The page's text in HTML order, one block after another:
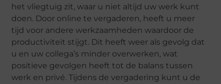
het vliegtuig zit, waar u niet altijd uw werk kunt
doen. Door online te vergaderen, heeft u meer
tijd voor andere werkzaamheden waardoor de
productiviteit stijgt. Dit heeft weer als gevolg dat
u en uw collega’s minder overwerken, wat
positieve gevolgen heeft tot de balans tussen
werk en privé. Tijdens de vergadering kunt u de